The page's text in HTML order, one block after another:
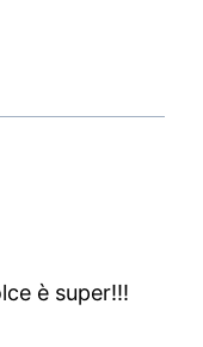
è super!!!